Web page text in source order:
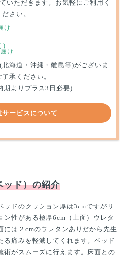
いただきます。お気軽にご利用く
ださい。
け
)
け
海道・沖縄・離島等)がございま
承ください。
期よりプラス3日必要)
サービスについて
ッド）の紹介
ッドのクッション厚は3cmですがリ
ン性がある極厚6cm（上面）ウレタ
には２cmのウレタンありだから先生
る痛みを軽減してくれます。ベッド
術がスムーズに行えます。床面との